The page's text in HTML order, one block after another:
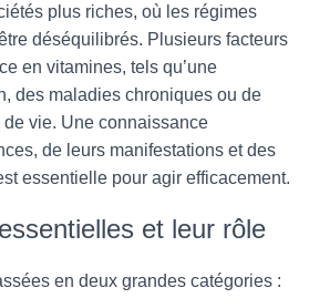
plus riches, où les régimes
déséquilibrés. Plusieurs facteurs
en vitamines, tels qu’une
des maladies chroniques ou de
vie. Une connaissance
de leurs manifestations et des
essentielle pour agir efficacement.
et leur rôle
en deux grandes catégories :